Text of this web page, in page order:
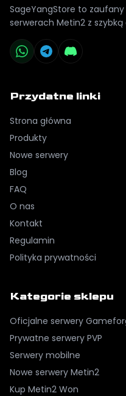
SageYangStore to
serwerach Metin2 z szybką
Przydatne linki
Strona główna
Produkty
Nowe serwery
Blog
FAQ
O nas
Kontakt
Regulamin
Polityka prywatności
Kategorie sklepu
Oficjalne serwery
Prywatne serwery PVP
Serwery mobilne
Nowe serwery Metin2
Kup Metin2 Won